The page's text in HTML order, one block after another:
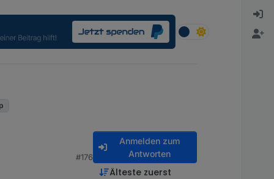
#176
Anmelden zum
Antworten
Älteste zuerst